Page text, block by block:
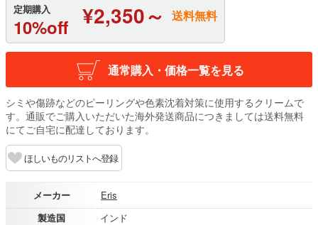
定期購入
10%off ¥2,350～ 送料無料
通常購入・価格一覧を見る
シミや傷跡などのピーリングや色素沈着対策に使用するクリームで
す。通販でご購入いただいた海外発送商品につきましては送料無料
にてご自宅に配達しております。
ほしいものリストへ登録
メーカー
Eris
製造国
インド